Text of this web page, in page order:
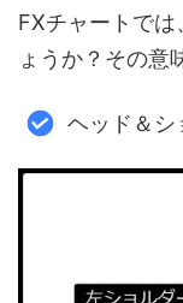
FXチャートで
ょうか？その意
ヘッド＆シ